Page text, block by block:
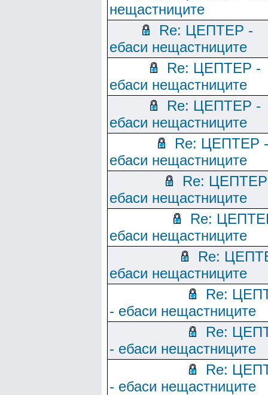
нещастниците
Re: ЦЕПТЕР -
ебаси нещастниците
Re: ЦЕПТЕР -
ебаси нещастниците
Re: ЦЕПТЕР -
ебаси нещастниците
Re: ЦЕПТЕР -
ебаси нещастниците
Re:
ебаси нещастниците
Re:
ебаси нещастниците
Re:
ебаси нещастниците
Re:
- ебаси нещастниците
Re:
- ебаси нещастниците
Re:
- ебаси нещастниците